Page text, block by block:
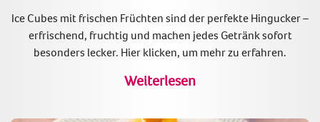
Ice Cubes mit frischen Früchten sind der perfekte Hingucker –
erfrischend, fruchtig und machen jedes Getränk sofort
besonders lecker. Hier klicken, um mehr zu erfahren.
Weiterlesen